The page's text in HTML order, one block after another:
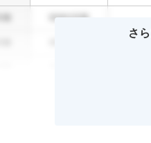
00年0月期
さ